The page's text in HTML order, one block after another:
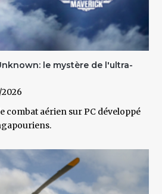
le mystère de l'ultra-
combat aérien sur PC développé